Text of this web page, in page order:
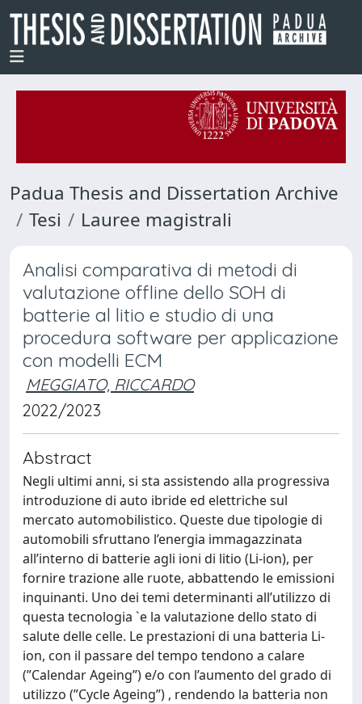
Padua Thesis and Dissertation Archive
Tesi
Lauree magistrali
Analisi comparativa di metodi di
valutazione offline dello SOH di
batterie al litio e studio di una
procedura software per applicazione
con modelli ECM
MEGGIATO, RICCARDO
2022/2023
Abstract
Negli ultimi anni, si sta assistendo alla progressiva
introduzione di auto ibride ed elettriche sul
mercato automobilistico. Queste due tipologie di
automobili sfruttano l’energia immagazzinata
all’interno di batterie agli ioni di litio (Li-ion), per
fornire trazione alle ruote, abbattendo le emissioni
inquinanti. Uno dei temi determinanti all’utilizzo di
questa tecnologia `e la valutazione dello stato di
salute delle celle. Le prestazioni di una batteria Li-
ion, con il passare del tempo tendono a calare
(”Calendar Ageing”) e/o con l’aumento del grado di
utilizzo (”Cycle Ageing”) , rendendo la batteria non